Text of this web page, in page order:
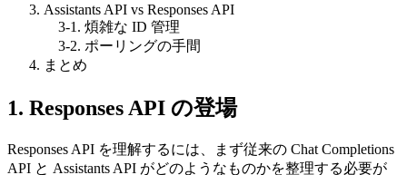
Assistants API vs Responses API
3-1. 煩雑な ID 管理
3-2. ポーリングの手間
まとめ
1. Responses API の登場
Responses API を理解するには、まず従来の Chat Completions
API と Assistants API がどのようなものかを整理する必要が